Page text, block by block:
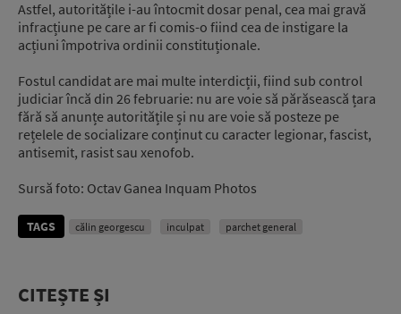
Astfel, autoritățile i-au întocmit dosar penal, cea mai gravă
infracțiune pe care ar fi comis-o fiind cea de instigare la
acțiuni împotriva ordinii constituționale.
Fostul candidat are mai multe interdicții, fiind sub control
judiciar încă din 26 februarie: nu are voie să părăsească țara
fără să anunțe autoritățile și nu are voie să posteze pe
rețelele de socializare conținut cu caracter legionar, fascist,
antisemit, rasist sau xenofob.
Sursă foto: Octav Ganea Inquam Photos
TAGS călin georgescu inculpat parchet general
CITEȘTE ȘI